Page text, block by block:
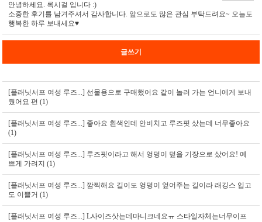
안녕하세요. 록시걸 입니다 :)
소중한 후기를 남겨주셔서 감사합니다. 앞으로도 많은 관심 부탁드려요~ 오늘도
행복한 하루 보내세요♥
글쓰기
[플래닛서프 여성 루즈...]선물용으로 구매했어요 같이 놀러 가는 언니에게 보내
줬어요 편 (1)
[플래닛서프 여성 루즈...] 좋아요 흰색인데 안비치고 루즈핏 샀는데 너무좋아요
(1)
[플래닛서프 여성 루즈...] 루즈핏이라고 해서 엉덩이 덮을 기장으로 샀어요! 예
쁘게 가려지 (1)
[플래닛서프 여성 루즈...] 깜찍해요 길이도 엉덩이 엎어주는 길이라 래깅스 입고
도 이쁠거 (1)
[플래닛서프 여성 루즈...]L사이즈삿는데마니크네요ㅠ 스타일자체는너무이프